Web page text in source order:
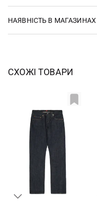
НАЯВНІСТЬ В МАГАЗИНАХ
СХОЖІ ТОВАРИ